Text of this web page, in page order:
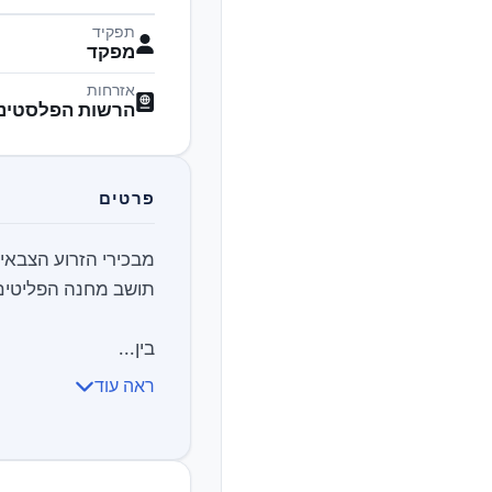
תפקיד
מפקד
אזרחות
הרשות
פרטים
בין...
ראה עוד